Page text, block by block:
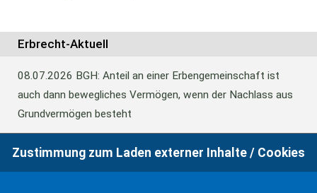
Erbrecht-Aktuell
08.07.2026 BGH: Anteil an einer Erbengemeinschaft ist
auch dann bewegliches Vermögen, wenn der Nachlass aus
Grundvermögen besteht
BFH: Abweichende Festsetzung aus
Zustimmung zum Laden externer Inhalte / Cookies